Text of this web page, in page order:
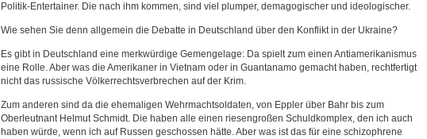
Politik-Entertainer. Die nach ihm kommen, sind viel plumper, demagogischer und ideologischer.
Wie sehen Sie denn allgemein die Debatte in Deutschland über den Konflikt in der Ukraine?
Es gibt in Deutschland eine merkwürdige Gemengelage: Da spielt zum einen Antiamerikanismus
eine Rolle. Aber was die Amerikaner in Vietnam oder in Guantanamo gemacht haben, rechtfertigt
nicht das russische Völkerrechtsverbrechen auf der Krim.
Zum anderen sind da die ehemaligen Wehrmachtsoldaten, von Eppler über Bahr bis zum
Oberleutnant Helmut Schmidt. Die haben alle einen riesengroßen Schuldkomplex, den ich auch
haben würde, wenn ich auf Russen geschossen hätte. Aber was ist das für eine schizophrene